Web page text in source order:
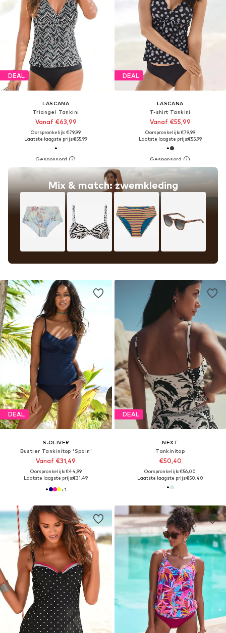
DEAL
LASCANA
Triangel Tankini
Vanaf €63,99
Oorspronkelijk: €79,99
Laatste laagste prijs:€55,99
Mix & match: zwemkleding
DEAL
LASCANA
T-shirt Tankini
Vanaf €55,99
Oorspronkelijk: €79,99
Laatste laagste prijs:€55,99
DEAL
S.OLIVER
Bustier Tankinitop 'Spain'
Vanaf €31,49
Oorspronkelijk: €44,99
Laatste laagste prijs:€31,49
+1
DEAL
NEXT
Tankinitop
€50,40
Oorspronkelijk: €56,00
Laatste laagste prijs:€50,40